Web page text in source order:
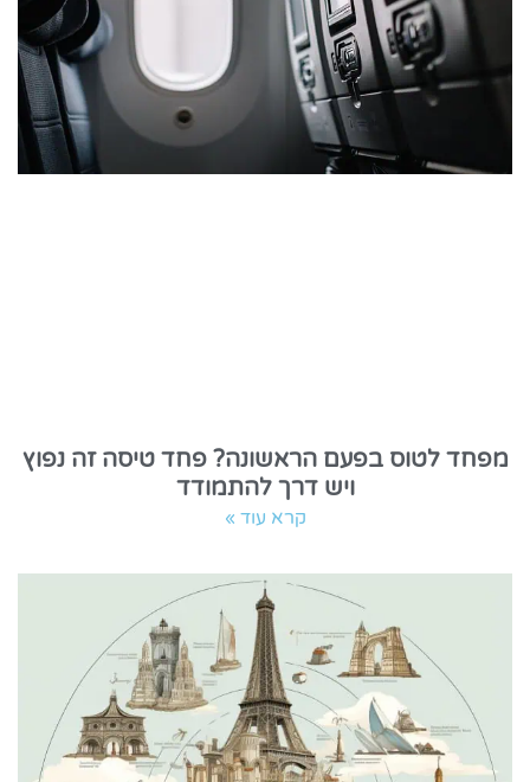
מפחד לטוס בפעם הראשונה? פחד טיסה זה נפוץ
ויש דרך להתמודד
קרא עוד »